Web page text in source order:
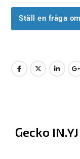
Ställ en fråga
Gecko